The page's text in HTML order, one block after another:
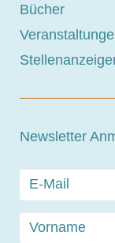
Bücher
Newsletter